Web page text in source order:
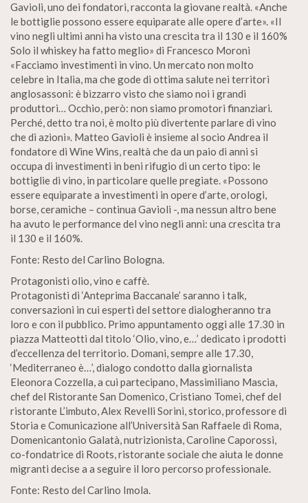
Gavioli, uno dei fondatori, racconta la giovane realtà. «Anche
le bottiglie possono essere equiparate alle opere d’arte». «Il
vino negli ultimi anni ha visto una crescita tra il 130 e il 160%
Solo il whiskey ha fatto meglio» di Francesco Moroni
«Facciamo investimenti in vino. Un mercato non molto
celebre in Italia, ma che gode di ottima salute nei territori
anglosassoni: è bizzarro visto che siamo noi i grandi
produttori… Occhio, però: non siamo promotori finanziari.
Perché, detto tra noi, è molto più divertente parlare di vino
che di azioni». Matteo Gavioli è insieme al socio Andrea il
fondatore di Wine Wins, realtà che da un paio di anni si
occupa di investimenti in beni rifugio di un certo tipo: le
bottiglie di vino, in particolare quelle pregiate. «Possono
essere equiparate a investimenti in opere d’arte, orologi,
borse, ceramiche – continua Gavioli -, ma nessun altro bene
ha avuto le performance del vino negli anni: una crescita tra
il 130 e il 160%.
Fonte: Resto del Carlino Bologna.
Protagonisti olio, vino e caffè.
Protagonisti di ‘Anteprima Baccanale’ saranno i talk,
conversazioni in cui esperti del settore dialogheranno tra
loro e con il pubblico. Primo appuntamento oggi alle 17.30 in
piazza Matteotti dal titolo ‘Olio, vino, e…’ dedicato i prodotti
d’eccellenza del territorio. Domani, sempre alle 17.30,
‘Mediterraneo è…’, dialogo condotto dalla giornalista
Eleonora Cozzella, a cui partecipano, Massimiliano Mascia,
chef del Ristorante San Domenico, Cristiano Tomei, chef del
ristorante L’imbuto, Alex Revelli Sorini, storico, professore di
Storia e Comunicazione all’Università San Raffaele di Roma,
Domenicantonio Galatà, nutrizionista, Caroline Caporossi,
co-fondatrice di Roots, ristorante sociale che aiuta le donne
migranti decise a a seguire il loro percorso professionale.
Fonte: Resto del Carlino Imola.